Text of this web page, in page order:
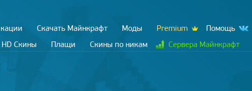
Скачать Майнкрафт Моды Premium
Помощь
HD Скины Плащи Скины по никам Сервера Майнкрафт